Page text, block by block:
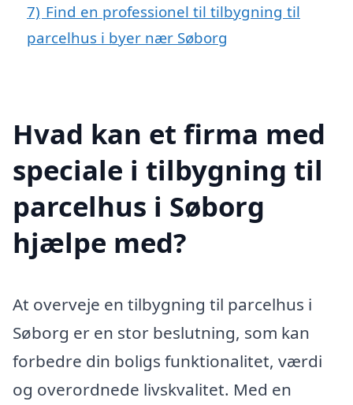
7) Find en professionel til tilbygning til
parcelhus i byer nær Søborg
Hvad kan et firma med
speciale i tilbygning til
parcelhus i Søborg
hjælpe med?
At overveje en tilbygning til parcelhus i
Søborg er en stor beslutning, som kan
forbedre din boligs funktionalitet, værdi
og overordnede livskvalitet. Med en